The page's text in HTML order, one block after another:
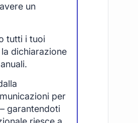
un
tutti i tuoi
dichiarazione
per
garantendoti